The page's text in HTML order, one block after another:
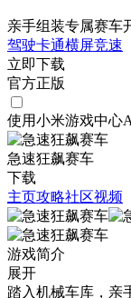
亲手组装专属赛车
驾驶卡通横屏竞速
立即下载
官方正版
使用小米游戏中心
急速狂飙赛车
下载
主页攻略社区视频
游戏简介
展开
踏入机械车库，亲